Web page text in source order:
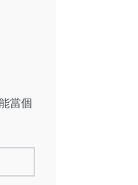
當個